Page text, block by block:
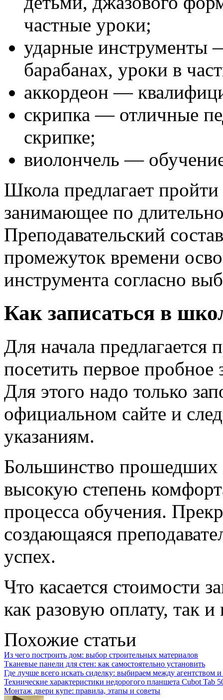
частные уроки;
ударные инструменты
барабанах, уроки в
аккордеон —
скрипка — отличные
скрипке;
виолончель —
Школа предлагает
занимающее по
Преподавательский
промежуток времени
инструмента согласно
Как записаться в
Для начала предлагается
посетить первое пробное
Для этого надо только
официальном сайте и
указаниям.
Большинство прошедших
высокую степень
процесса обучения.
создающаяся
успех.
Что касается стоимости
как разовую оплату, так
Похожие статьи
Из чего построить дом: выбор строительных материалов
Тканевые панели для стен: как самостоятельно установить
Где лучше всего искать сиделку: выбираем между агентством
Технические характеристики недорогого планшета Cubot Tab
Монтаж двери купе: правила, этапы и советы